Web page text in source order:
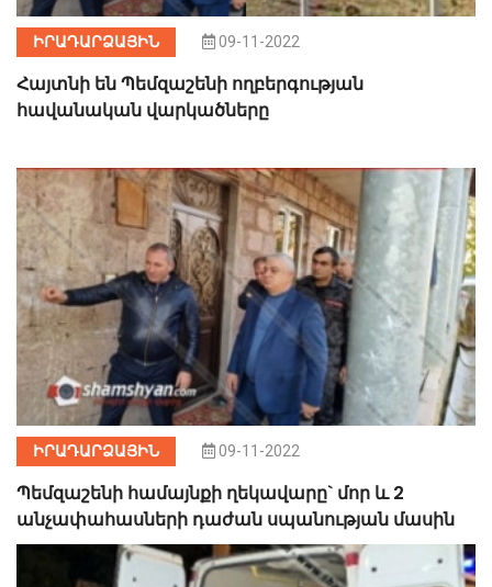
ԻՐԱԴԱՐՁԱՅԻՆ 09-11-2022
Հայտնի են Պեմզաշենի ողբերգության
հավանական վարկածները
ԻՐԱԴԱՐՁԱՅԻՆ 09-11-2022
Պեմզաշենի համայնքի ղեկավարը` մոր և 2
անչափահասների դաժան սպանության մասին